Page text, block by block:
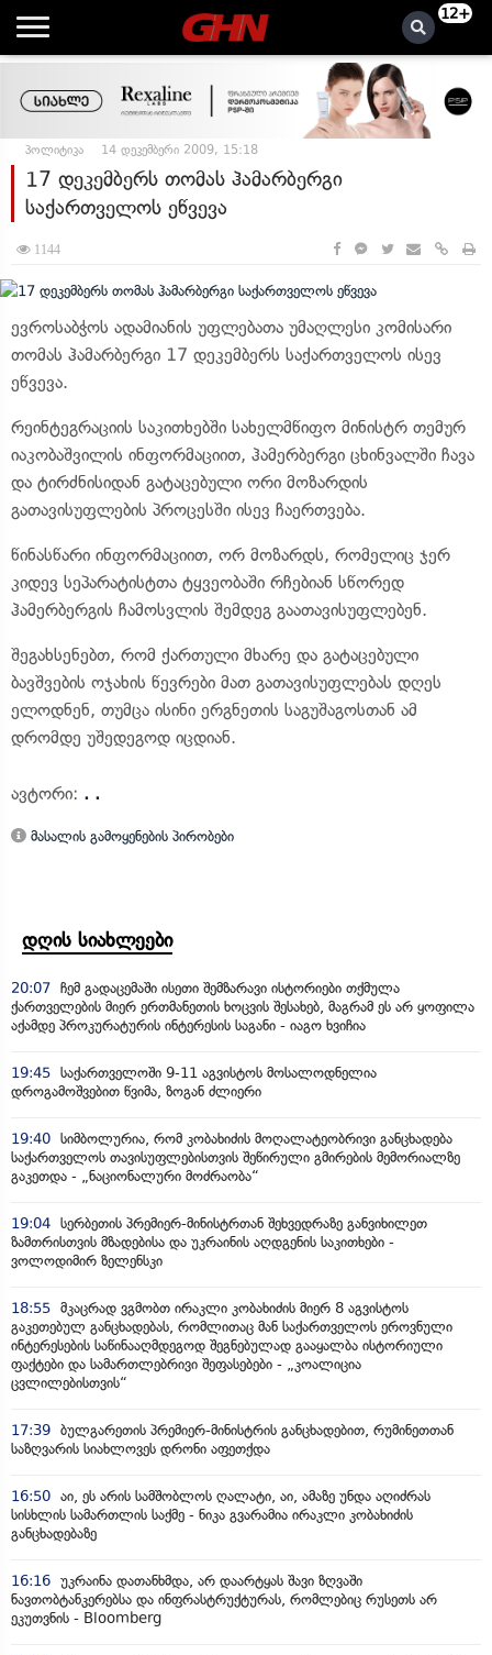
12+
პოლიტიკა 14 დეკემბერი 2009, 15:18
17 დეკემბერს თომას ჰამარბერგი
საქართველოს ეწვევა
1144
ევროსაბჭოს ადამიანის უფლებათა უმაღლესი კომისარი
თომას ჰამარბერგი 17 დეკემბერს საქართველოს ისევ
ეწვევა.
რეინტეგრაციის საკითხებში სახელმწიფო მინისტრ თემურ
იაკობაშვილის ინფორმაციით, ჰამერბერგი ცხინვალში ჩავა
და ტირძნისიდან გატაცებული ორი მოზარდის
გათავისუფლების პროცესში ისევ ჩაერთვება.
წინასწარი ინფორმაციით, ორ მოზარდს, რომელიც ჯერ
კიდევ სეპარატისტთა ტყვეობაში რჩებიან სწორედ
ჰამერბერგის ჩამოსვლის შემდეგ გაათავისუფლებენ.
შეგახსენებთ, რომ ქართული მხარე და გატაცებული
ბავშვების ოჯახის წევრები მათ გათავისუფლებას დღეს
ელოდნენ, თუმცა ისინი ერგნეთის საგუშაგოსთან ამ
დრომდე უშედეგოდ იცდიან.
ავტორი: . .
მასალის გამოყენების პირობები
დღის სიახლეები
20:07 ჩემ გადაცემაში ისეთი შემზარავი ისტორიები თქმულა
ქართველების მიერ ერთმანეთის ხოცვის შესახებ, მაგრამ ეს არ ყოფილა
აქამდე პროკურატურის ინტერესის საგანი - იაგო ხვიჩია
19:45 საქართველოში 9-11 აგვისტოს მოსალოდნელია
დროგამოშვებით წვიმა, ზოგან ძლიერი
19:40 სიმბოლურია, რომ კობახიძის მოღალატეობრივი განცხადება
საქართველოს თავისუფლებისთვის შეწირული გმირების მემორიალზე
გაკეთდა - „ნაციონალური მოძრაობა“
19:04 სერბეთის პრემიერ-მინისტრთან შეხვედრაზე განვიხილეთ
ზამთრისთვის მზადებისა და უკრაინის აღდგენის საკითხები -
ვოლოდიმირ ზელენსკი
18:55 მკაცრად ვგმობთ ირაკლი კობახიძის მიერ 8 აგვისტოს
გაკეთებულ განცხადებას, რომლითაც მან საქართველოს ეროვნული
ინტერესების საწინააღმდეგოდ შეგნებულად გააყალბა ისტორიული
ფაქტები და სამართლებრივი შეფასებები - „კოალიცია
ცვლილებისთვის“
17:39 ბულგარეთის პრემიერ-მინისტრის განცხადებით, რუმინეთთან
საზღვარის სიახლოვეს დრონი აფეთქდა
16:50 აი, ეს არის სამშობლოს ღალატი, აი, ამაზე უნდა აღიძრას
სისხლის სამართლის საქმე - ნიკა გვარამია ირაკლი კობახიძის
განცხადებაზე
16:16 უკრაინა დათანხმდა, არ დაარტყას შავი ზღვაში
ნავთობტანკერებსა და ინფრასტრუქტურას, რომლებიც რუსეთს არ
ეკუთვნის - Bloomberg